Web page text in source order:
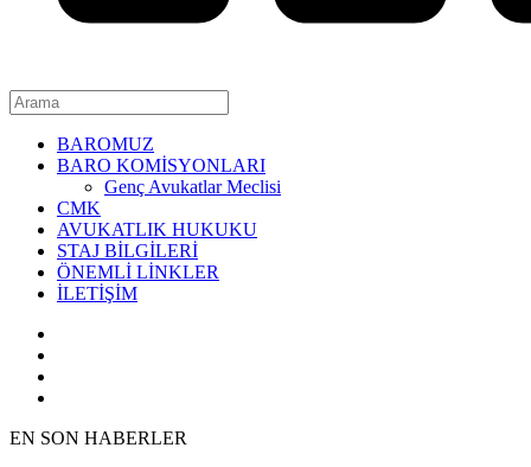
BAROMUZ
BARO KOMİSYONLARI
Genç Avukatlar Meclisi
CMK
AVUKATLIK HUKUKU
STAJ BİLGİLERİ
ÖNEMLİ LİNKLER
İLETİŞİM
EN SON HABERLER